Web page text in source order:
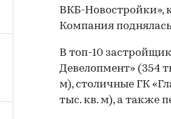
ВКБ-Новостройки»,
Компания
В топ-10
Девелопмент» (354
м), столичные ГК
тыс. кв. м), а также